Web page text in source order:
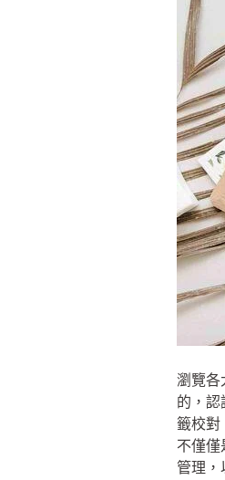
瀏覽各
的，認
籤校對
不僅僅
管理，